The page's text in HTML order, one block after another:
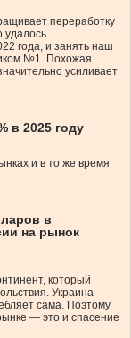
переработку
удалось
года, и занять наш
№1. Похожая
усиливает
в 2025 году
и в то же время
в
на рынок
который
Украина
сама. Поэтому
— это и спасение